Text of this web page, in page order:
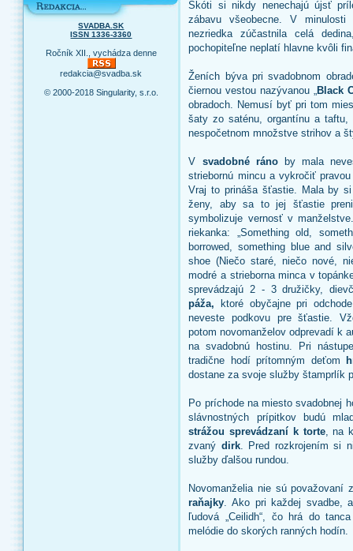
SVADBA.SK
ISSN 1336-3360
Ročník XII., vychádza denne
redakcia@svadba.sk
© 2000-2018 Singularity, s.r.o.
Škóti si nikdy nenechajú újsť
zábavu všeobecne. V
nezriedka zúčastnila celá
pochopiteľne neplatí hlavne kvôli
Ženích býva pri svadobnom
čiernou vestou nazývanou „Black
obradoch. Nemusí byť pri tom
šaty zo saténu, organtínu a taftu,
nespočetnom množstve strihov a
V svadobné ránoby mala
striebornú mincu a vykročiť
Vraj to prináša šťastie. Mala by
ženy, aby sa to jej šťastie
symbolizuje vernosť v
riekanka: „Something old,
borrowed, something blue and
shoe (Niečo staré, niečo nové,
modré a strieborna minca v
sprevádzajú 2 - 3 družičky,
páža,
ktoré obyčajne pri
neveste podkovu pre šťastie.
potom novomanželov odprevadí k
na svadobnú hostinu. Pri
tradične hodí prítomným deťom
dostane za svoje služby štamprlík
Po príchode na miesto svadobnej
slávnostných prípitkov budú
strážou sprevádzaní k torte, na
zvaný dirk. Pred rozkrojením si
služby ďalšou rundou.
Novomanželia nie sú
raňajky. Ako pri každej svadbe,
ľudová „Ceilidh“, čo hrá do
melódie do skorých ranných hodín.